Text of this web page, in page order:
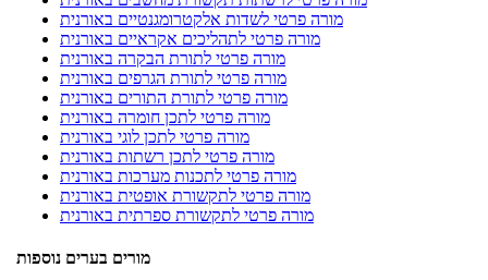
מורה פרטי לשדות אלקטרומגנטיים באורנית
מורה פרטי לתהליכים אקראיים באורנית
מורה פרטי לתורת הבקרה באורנית
מורה פרטי לתורת הגרפים באורנית
מורה פרטי לתורת התורים באורנית
מורה פרטי לתכן חומרה באורנית
מורה פרטי לתכן לוגי באורנית
מורה פרטי לתכן רשתות באורנית
מורה פרטי לתכנות מערכות באורנית
מורה פרטי לתקשורת אופטית באורנית
מורה פרטי לתקשורת ספרתית באורנית
מורים בערים נוספות